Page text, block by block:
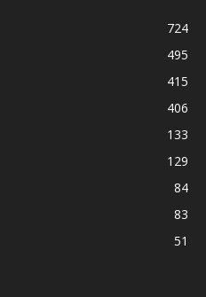
724
495
415
406
133
129
84
83
51